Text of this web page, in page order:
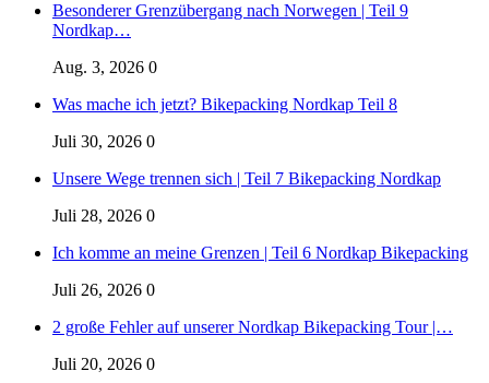
Besonderer Grenzübergang nach Norwegen | Teil 9
Nordkap…
Aug. 3, 2026 0
Was mache ich jetzt? Bikepacking Nordkap Teil 8
Juli 30, 2026 0
Unsere Wege trennen sich | Teil 7 Bikepacking Nordkap
Juli 28, 2026 0
Ich komme an meine Grenzen | Teil 6 Nordkap Bikepacking
Juli 26, 2026 0
2 große Fehler auf unserer Nordkap Bikepacking Tour |…
Juli 20, 2026 0